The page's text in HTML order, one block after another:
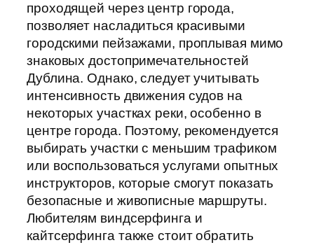
проходящей через центр города,
позволяет насладиться красивыми
городскими пейзажами, проплывая мимо
знаковых достопримечательностей
Дублина. Однако, следует учитывать
интенсивность движения судов на
некоторых участках реки, особенно в
центре города. Поэтому, рекомендуется
выбирать участки с меньшим трафиком
или воспользоваться услугами опытных
инструкторов, которые смогут показать
безопасные и живописные маршруты.
Любителям виндсерфинга и
кайтсерфинга также стоит обратить